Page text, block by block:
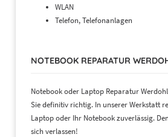
WLAN
Telefon, Telefonanlagen
NOTEBOOK REPARATUR
Notebook oder Laptop Reparatur
Sie definitiv richtig. In unserer Werkstatt
Laptop oder Ihr Notebook zuverlässig.
sich verlassen!